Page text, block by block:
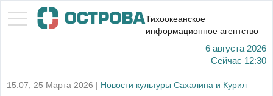
Тихоокеанское
информационное агентство
6 августа 2026
Сейчас 12:30
15:07, 25 Марта 2026 | Новости культуры Сахалина и Курил